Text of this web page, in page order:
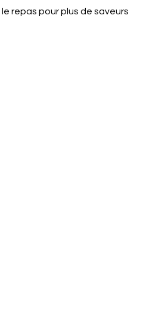
le repas pour plus de saveurs